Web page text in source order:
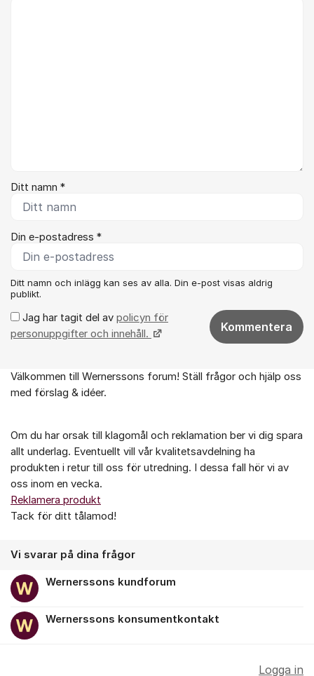
Ditt namn *
Din e-postadress *
Ditt namn och inlägg kan ses av alla. Din e-post visas aldrig
publikt.
Jag har tagit del av policyn för
personuppgifter och innehåll.
Kommentera
Om forumet
Välkommen till Wernerssons forum! Ställ frågor och hjälp oss
med förslag & idéer.
Om du har orsak till klagomål och reklamation ber vi dig spara
allt underlag. Eventuellt vill vår kvalitetsavdelning ha
produkten i retur till oss för utredning. I dessa fall hör vi av
oss inom en vecka.
Reklamera produkt
Tack för ditt tålamod!
Vi svarar på dina frågor
Wernerssons kundforum
Wernerssons konsumentkontakt
Logga in